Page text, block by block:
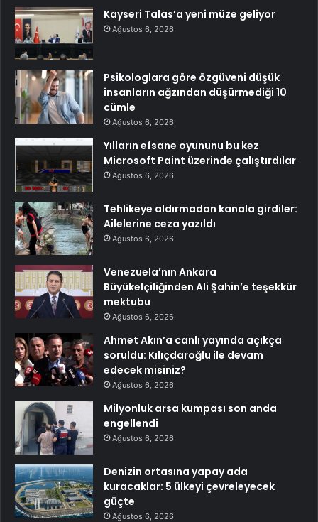
Kayseri Talas’a yeni müze geliyor
Ağustos 6, 2026
Psikologlara göre özgüveni düşük
insanların ağzından düşürmediği 10
cümle
Ağustos 6, 2026
Yılların efsane oyununu bu kez
Microsoft Paint üzerinde çalıştırdılar
Ağustos 6, 2026
Tehlikeye aldırmadan kanala girdiler:
Ailelerine ceza yazıldı
Ağustos 6, 2026
Venezuela’nın Ankara
Büyükelçiliğinden Ali Şahin’e teşekkür
mektubu
Ağustos 6, 2026
Ahmet Akın’a canlı yayında açıkça
soruldu: Kılıçdaroğlu ile devam
edecek misiniz?
Ağustos 6, 2026
Milyonluk arsa kumpası son anda
engellendi
Ağustos 6, 2026
Denizin ortasına yapay ada
kuracaklar: 5 ülkeyi çevreleyecek
güçte
Ağustos 6, 2026